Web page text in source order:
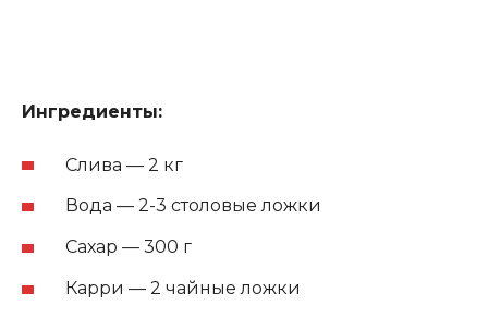
Ингредиенты:
Слива — 2 кг
Вода — 2-3 столовые ложки
Сахар — 300 г
Карри — 2 чайные ложки